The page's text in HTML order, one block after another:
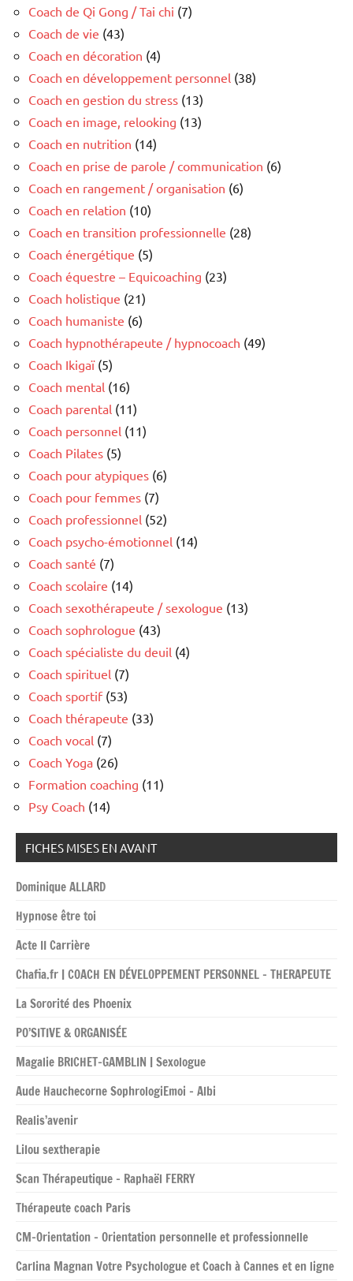
Coach de Qi Gong / Tai chi (7)
Coach de vie (43)
Coach en décoration (4)
Coach en développement personnel (38)
Coach en gestion du stress (13)
Coach en image, relooking (13)
Coach en nutrition (14)
Coach en prise de parole / communication (6)
Coach en rangement / organisation (6)
Coach en relation (10)
Coach en transition professionnelle (28)
Coach énergétique (5)
Coach équestre – Equicoaching (23)
Coach holistique (21)
Coach humaniste (6)
Coach hypnothérapeute / hypnocoach (49)
Coach Ikigaï(5)
Coach mental (16)
Coach parental (11)
Coach personnel (11)
Coach Pilates (5)
Coach pour atypiques (6)
Coach pour femmes (7)
Coach professionnel (52)
Coach psycho-émotionnel (14)
Coach santé (7)
Coach scolaire (14)
Coach sexothérapeute / sexologue (13)
Coach sophrologue (43)
Coach spécialiste du deuil (4)
Coach spirituel (7)
Coach sportif(53)
Coach thérapeute (33)
Coach vocal (7)
Coach Yoga (26)
Formation coaching (11)
Psy Coach (14)
FICHES MISES EN AVANT
Dominique ALLARD
Hypnose être toi
Acte II Carrière
Chafia.fr | COACH EN DÉVELOPPEMENT PERSONNEL – THERAPEUTE
La Sororité des Phoenix
PO’SITIVE & ORGANISÉE
Magalie BRICHET-GAMBLIN | Sexologue
Aude Hauchecorne SophrologiEmoi – Albi
Realis’avenir
Lilou sextherapie
Scan Thérapeutique – Raphaël FERRY
Thérapeute coach Paris
CM-Orientation – Orientation personnelle et professionnelle
Carlina Magnan Votre Psychologue et Coach à Cannes et en ligne